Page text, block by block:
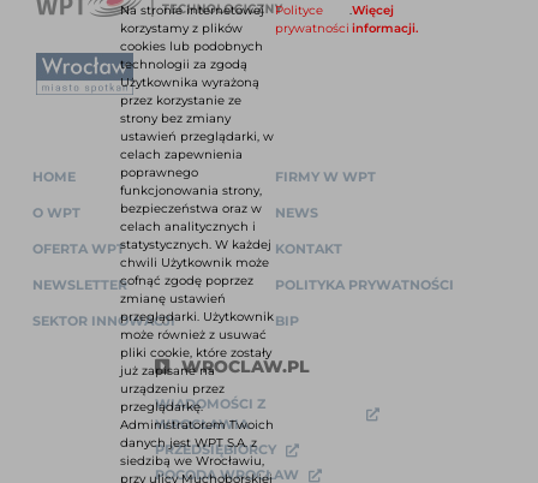
HOME
O WPT
OFERTA WPT
NEWSLETTER
SEKTOR INNOWACJI
FIRMY W WPT
NEWS
KONTAKT
POLITYKA PRYWATNOŚCI
BIP
WROCLAW.PL
WIADOMOŚCI Z
WROCŁAWIA
PRZEDSIĘBIORCY
POGODA WROCŁAW
Na stronie internetowej
korzystamy z plików
cookies lub podobnych
technologii za zgodą
Użytkownika wyrażoną
przez korzystanie ze
strony bez zmiany
ustawień przeglądarki, w
celach zapewnienia
poprawnego
funkcjonowania strony,
bezpieczeństwa oraz w
celach analitycznych i
statystycznych. W każdej
chwili Użytkownik może
cofnąć zgodę poprzez
zmianę ustawień
przeglądarki. Użytkownik
może również z usuwać
pliki cookie, które zostały
już zapisane na
urządzeniu przez
przeglądarkę.
Administratorem Twoich
danych jest WPT S.A. z
siedzibą we Wrocławiu,
przy ulicy Muchoborskiej
Polityce
prywatności
Więcej
informacji.